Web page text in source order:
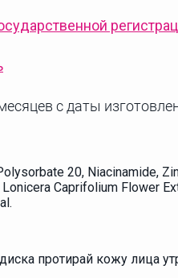
с даты
20, Niacinamide,
Lonicera Caprifolium Flower
протирай кожу лица